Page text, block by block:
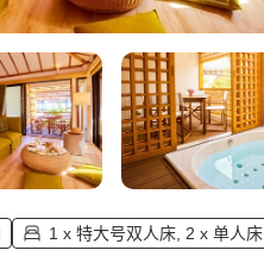
1 x 特大号双人床, 2 x 单人床